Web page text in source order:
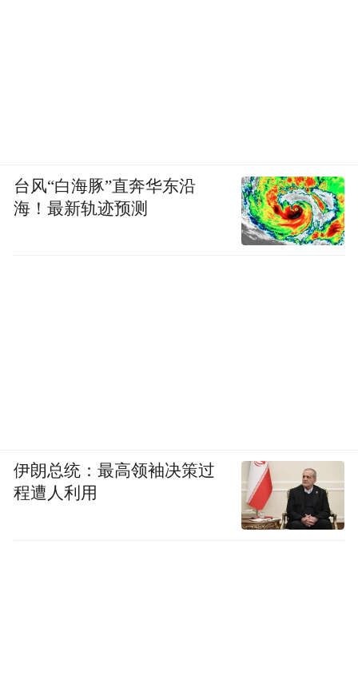
台风“白海豚”直奔华东沿
海！最新轨迹预测
伊朗总统：最高领袖决策过
程遭人利用